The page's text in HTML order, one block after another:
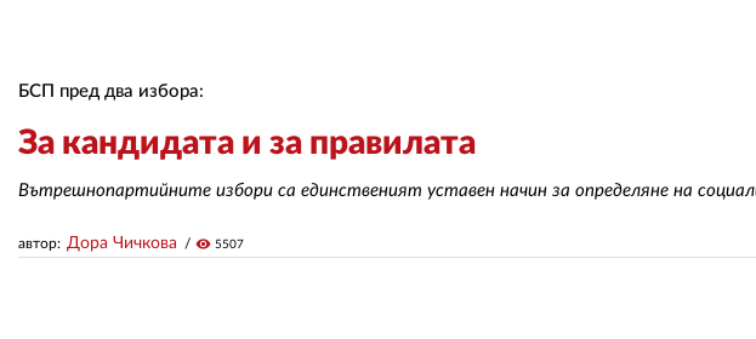
БСП пред два избора:
За кандидата и за правилата
Вътрешнопартийните избори са единственият уставен начин за определяне на
автор: Дора Чичкова visibility 5507